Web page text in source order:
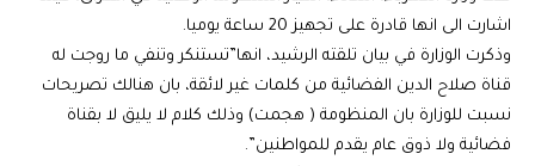
اشارت الى انها قادرة على تجهيز 20 ساعة يوميا.
وذكرت الوزارة في بيان تلقته الرشيد، انها”تستنكر وتنفي ما روجت له
قناة صلاح الدين الفضائية من كلمات غير لائقة، بان هنالك تصريحات
نسبت للوزارة بان المنظومة ( هجمت) وذلك كلام لا يليق لا بقناة
فضائية ولا ذوق عام يقدم للمواطنين”.